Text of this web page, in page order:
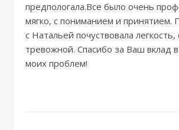
предпологала.Все было очень
мягко, с пониманием и принятием.
с Натальей почуствовала
тревожной. Спасибо за Ваш вклад
моих проблем!